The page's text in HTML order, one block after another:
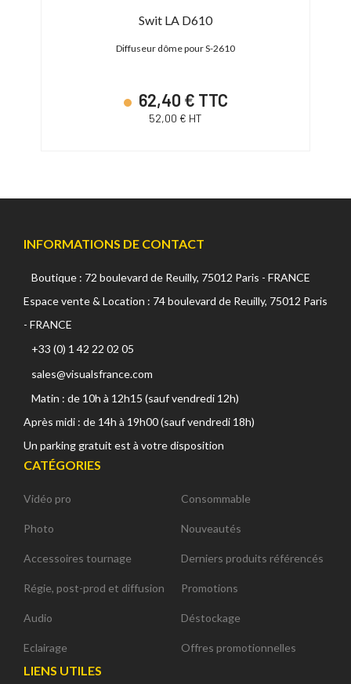
Swit LA D610
Diffuseur dôme pour S-2610
62,40 € TTC
52,00 € HT
INFORMATIONS DE CONTACT
Boutique : 72 boulevard de Reuilly, 75012 Paris - FRANCE
Espace vente & Location : 74 boulevard de Reuilly, 75012 Paris
- FRANCE
+33 (0) 1 42 22 02 05
sales@visualsfrance.com
Matin : de 10h à 12h15 (sauf vendredi 12h)
Après midi : de 14h à 19h00 (sauf vendredi 18h)
Un parking gratuit est à votre disposition
CATÉGORIES
Vidéo pro
Photo
Accessoires tournage
Régie, post-prod et diffusion
Audio
Eclairage
Consommable
Nouveautés
Derniers produits référencés
Promotions
Déstockage
Offres promotionnelles
LIENS UTILES